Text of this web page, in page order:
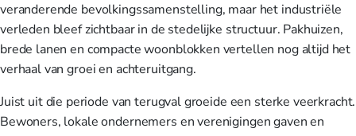
veranderende bevolkingssamenstelling, maar het industriële
verleden bleef zichtbaar in de stedelijke structuur. Pakhuizen,
brede lanen en compacte woonblokken vertellen nog altijd het
verhaal van groei en achteruitgang.
Juist uit die periode van terugval groeide een sterke veerkracht.
Bewoners, lokale ondernemers en verenigingen gaven en